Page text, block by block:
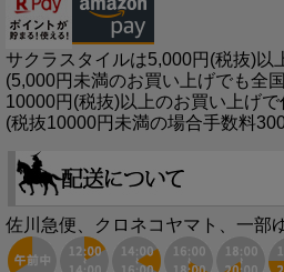
サクラスタイルは5,000円(税抜)以
(5,000円未満のお買い上げでも全
10000円(税抜)以上のお買い上げで
(税抜10000円未満の場合手数料
佐川急便、クロネコヤマト、一部